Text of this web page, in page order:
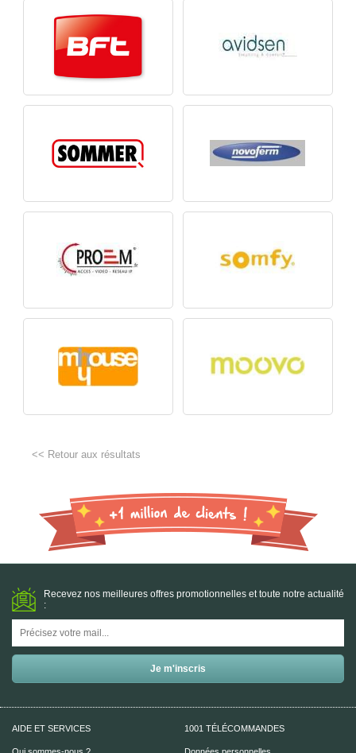
<< Retour aux résultats
Recevez nos meilleures offres promotionnelles et toute notre actualité
:
AIDE ET SERVICES 1001 TÉLÉCOMMANDES